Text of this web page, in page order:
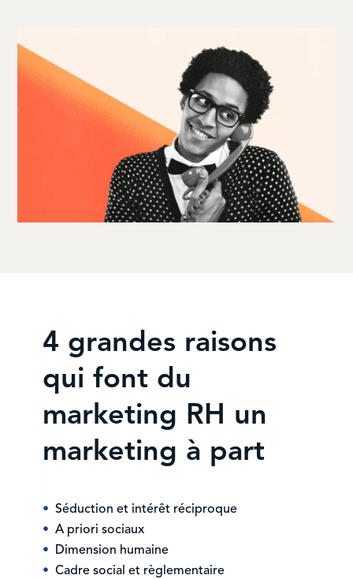
4 grandes raisons
qui font du
marketing RH un
marketing à part
Séduction et intérêt réciproque
A priori sociaux
Dimension humaine
Cadre social et règlementaire